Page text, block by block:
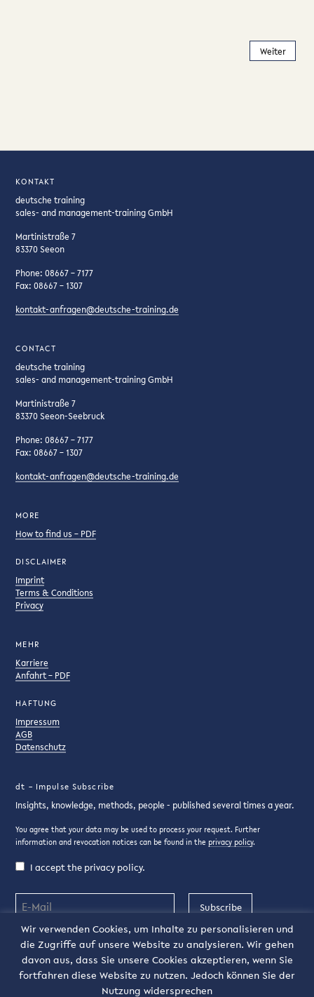
KONTAKT
deutsche training
sales- and management-training GmbH
Martinistraße 7
83370 Seeon
Phone: 08667 – 7177
Fax: 08667 – 1307
kontakt-anfragen@deutsche-training.de
CONTACT
deutsche training
sales- and management-training GmbH
Martinistraße 7
83370 Seeon-Seebruck
Phone: 08667 – 7177
Fax: 08667 – 1307
kontakt-anfragen@deutsche-training.de
MORE
How to find us – PDF
DISCLAIMER
Imprint
Terms & Conditions
Privacy
MEHR
Karriere
Anfahrt – PDF
HAFTUNG
Impressum
AGB
Datenschutz
dt – Impulse Subscribe
Insights, knowledge, methods, people - published several times a year.
You agree that your data may be used to process your request. Further
information and revocation notices can be found in the privacy policy.
I accept the privacy policy.
Subscribe
Wir verwenden Cookies, um Inhalte zu personalisieren und
die Zugriffe auf unsere Website zu analysieren. Wir gehen
davon aus, dass Sie unsere Cookies akzeptieren, wenn Sie
fortfahren diese Website zu nutzen. Jedoch können Sie der
Nutzung widersprechen